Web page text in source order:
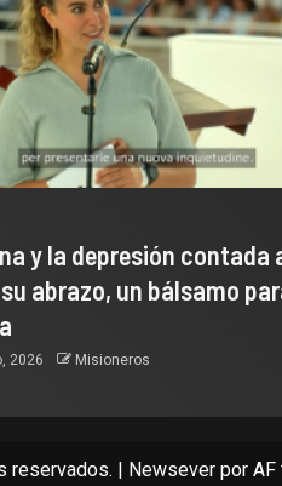
y la depresión contada
abrazo, un bálsamo
2026 Misioneros
reservados. | Newseverpor AF